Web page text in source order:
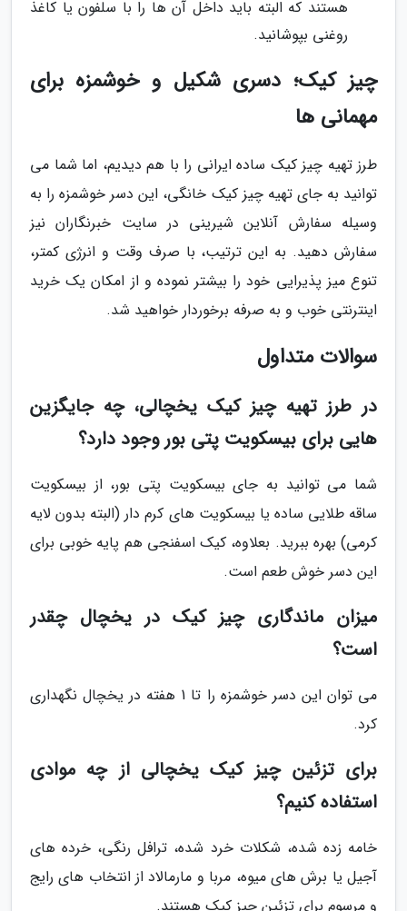
هستند که البته باید داخل آن ها را با سلفون یا کاغذ
روغنی بپوشانید.
چیز کیک؛ دسری شکیل و خوشمزه برای
مهمانی ها
طرز تهیه چیز کیک ساده ایرانی را با هم دیدیم، اما شما می
توانید به جای تهیه چیز کیک خانگی، این دسر خوشمزه را به
وسیله سفارش آنلاین شیرینی در سایت خبرنگاران نیز
سفارش دهید. به این ترتیب، با صرف وقت و انرژی کمتر،
تنوع میز پذیرایی خود را بیشتر نموده و از امکان یک خرید
اینترنتی خوب و به صرفه برخوردار خواهید شد.
سوالات متداول
در طرز تهیه چیز کیک یخچالی، چه جایگزین
هایی برای بیسکویت پتی بور وجود دارد؟
شما می توانید به جای بیسکویت پتی بور، از بیسکویت
ساقه طلایی ساده یا بیسکویت های کرم دار (البته بدون لایه
کرمی) بهره ببرید. بعلاوه، کیک اسفنجی هم پایه خوبی برای
این دسر خوش طعم است.
میزان ماندگاری چیز کیک در یخچال چقدر
است؟
می توان این دسر خوشمزه را تا 1 هفته در یخچال نگهداری
کرد.
برای تزئین چیز کیک یخچالی از چه موادی
استفاده کنیم؟
خامه زده شده، شکلات خرد شده، ترافل رنگی، خرده های
آجیل یا برش های میوه، مربا و مارمالاد از انتخاب های رایج
و مرسوم برای تزئین چیز کیک هستند.